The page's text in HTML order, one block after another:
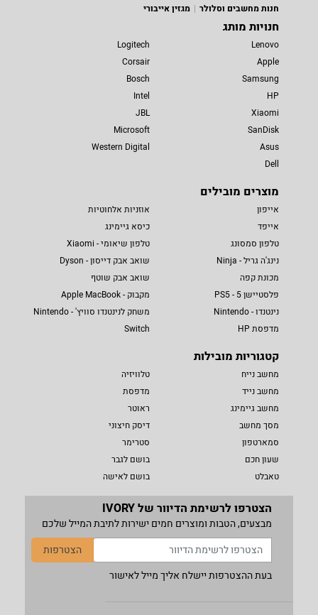
חנות מחשבים וסלולר
מגזין אייבורי
חנויות מותג
Lenovo
Apple
Samsung
HP
Xiaomi
SanDisk
Asus
Dell
Logitech
Corsair
Bosch
Intel
JBL
Microsoft
Western Digital
מוצרים מובילים
אייפון
אייפד
טלפון סמסונג
נינג'ה גריל - Ninja
מכונת קפה
פלסטיישן 5 - PS5
נינטנדו - Nintendo
מדפסת HP
אוזניות אלחוטיות
כיסא גיימינג
טלפון שיאומי - Xiaomi
שואב אבק דייסון - Dyson
שואב אבק שוטף
מקבוק - Apple MacBook
משחק לנינטנדו סוויץ' - Nintendo
Switch
קטגוריות מובילות
מחשב נייח
מחשב נייד
מחשב גיימינג
מסך מחשב
סמארטפון
שעון חכם
טאבלט
טלוויזיה
מדפסת
ראוטר
דיסק חיצוני
סטרימר
בושם לגבר
בושם לאישה
הצטרפו לרשימת הדיוור של IVORY
מבצעים, הטבות ומוצרים חמים ישירות לתיבת המייל שלכם
הצטרפות
בעת ההצטרפות יישלח אליך מייל לאישור